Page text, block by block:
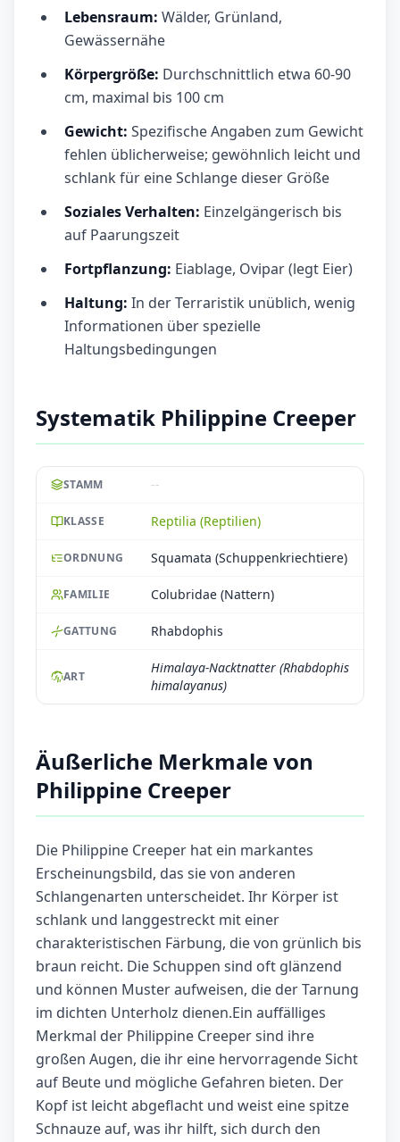
Lebensraum: Wälder, Grünland,
Gewässernähe
Körpergröße: Durchschnittlich etwa 60-90
cm, maximal bis 100 cm
Gewicht: Spezifische Angaben zum Gewicht
fehlen üblicherweise; gewöhnlich leicht und
schlank für eine Schlange dieser Größe
Soziales Verhalten: Einzelgängerisch bis
auf Paarungszeit
Fortpflanzung: Eiablage, Ovipar (legt Eier)
Haltung: In der Terraristik unüblich, wenig
Informationen über spezielle
Haltungsbedingungen
Systematik Philippine Creeper
STAMM --
KLASSE Reptilia (Reptilien)
ORDNUNG Squamata (Schuppenkriechtiere)
FAMILIE Colubridae (Nattern)
GATTUNG Rhabdophis
ART
Himalaya-Nacktnatter (Rhabdophis
himalayanus)
Äußerliche Merkmale von
Philippine Creeper
Die Philippine Creeper hat ein markantes
Erscheinungsbild, das sie von anderen
Schlangenarten unterscheidet. Ihr Körper ist
schlank und langgestreckt mit einer
charakteristischen Färbung, die von grünlich bis
braun reicht. Die Schuppen sind oft glänzend
und können Muster aufweisen, die der Tarnung
im dichten Unterholz dienen.Ein auffälliges
Merkmal der Philippine Creeper sind ihre
großen Augen, die ihr eine hervorragende Sicht
auf Beute und mögliche Gefahren bieten. Der
Kopf ist leicht abgeflacht und weist eine spitze
Schnauze auf, was ihr hilft, sich durch den